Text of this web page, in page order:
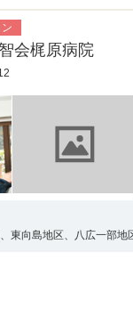
ケアポケの最新情報を
会梶原病院
東向島地区、八広一部地